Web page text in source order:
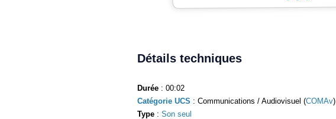
Détails techniques
Durée : 00:02
Catégorie UCS : Communications / Audiovisuel (COMAv)
Type : Son seul